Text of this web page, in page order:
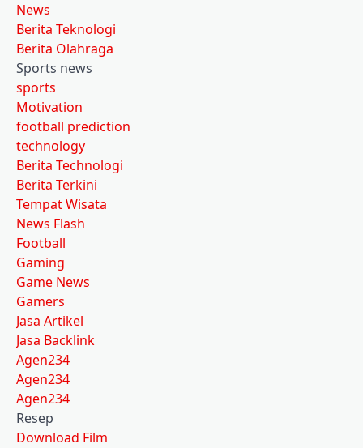
News
Berita Teknologi
Berita Olahraga
Sports news
sports
Motivation
football prediction
technology
Berita Technologi
Berita Terkini
Tempat Wisata
News Flash
Football
Gaming
Game News
Gamers
Jasa Artikel
Jasa Backlink
Agen234
Agen234
Agen234
Resep
Download Film